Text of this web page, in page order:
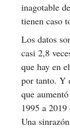
inagotable
tienen caso
Los datos
casi 2,8
que hay en
por tanto. Y
que
1995 a 2019
Una